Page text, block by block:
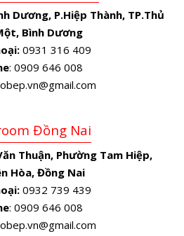
Dương, P.Hiệp Thành, TP.Thủ
Bình Dương
0931 316 409
: 0909 646 008
Đồng Nai
Thuận, Phường Tam Hiệp,
Hòa, Đồng Nai
0932 739 439
: 0909 646 008